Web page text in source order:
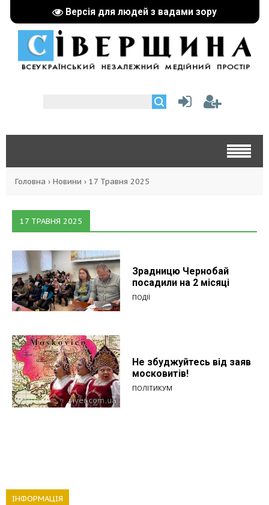
Версія для людей з вадами зору
Головна › Новини › 17 Травня 2025
17 ТРАВНЯ 2025
Зрадницю Чернобай
посадили на 2 місяці
ПОДІЇ
Не збуджуйтесь від заяв
московитів!
ПОЛІТИКУМ
ІНФОРМАЦІЯ